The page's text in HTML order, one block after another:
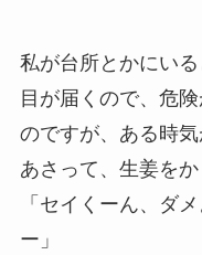
私が台所とかにい
目が届くので、危
のですが、ある時
あさって、生姜を
「セイくーん、ダ
ー」